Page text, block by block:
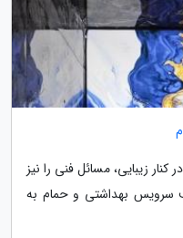
زیبایی، مسائل فنی را نیز
سرویس بهداشتی و حمام به